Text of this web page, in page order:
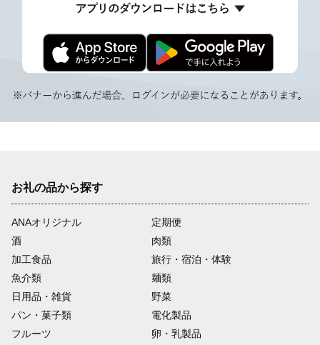
お礼の品から探す
ANAオリジナル
定期便
酒
肉類
加工食品
旅行・宿泊・体験
魚介類
麺類
日用品・雑貨
野菜
パン・菓子類
電化製品
フルーツ
卵・乳製品